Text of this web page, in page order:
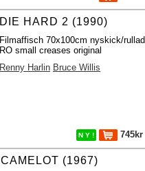
DIE HARD 2 (1990)
Filmaffisch 70x100cm nyskick/rullad
RO small creases original
Renny Harlin Bruce Willis
N Y ! 745kr
CAMELOT (1967)